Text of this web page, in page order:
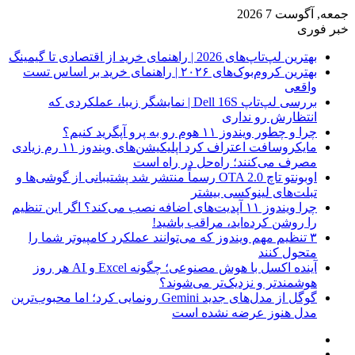
جمعه, آگوست 7 2026
خبر فوری
بهترین لپ‌تاپ‌های 2026 | راهنمای خرید از اقتصادی تا گیمینگ
بهترین کروم‌بوک‌های ۲۰۲۶ | راهنمای خرید بر اساس تست
واقعی
بررسی لپ‌تاپ Dell 16S | نمایشگر زیبا، عملکردی که
انتظارش رو نداری
چرا و چطور ویندوز ۱۱ هوم رو به پرو آپگرید کنیم؟
مایکروسافت اعتراف کرد اپلیکیشن‌های ویندوز ۱۱ رم زیادی
مصرف می‌کنند؛ راه‌حل در راه است
اوبونتو تاچ OTA 2.0 رسماً منتشر شد پشتیبانی از گوشی‌ها و
تبلت‌های لینوکسی بیشتر
چرا ویندوز ۱۱ آپدیت‌های اضافه نصب می‌کند؟ اگر این تنظیم
را روشن کرده‌اید، مراقب باشید!
۳ تنظیم مهم ویندوز که می‌توانند عملکرد کامپیوتر شما را
متحول کنند
آینده اکسل با هوش مصنوعی؛ چگونه Excel و AI هر روز
هوشمندتر و نزدیک‌تر می‌شوند؟
گوگل از مدل‌های جدید Gemini رونمایی کرد؛ اما محبوب‌ترین
مدل هنوز عرضه نشده است